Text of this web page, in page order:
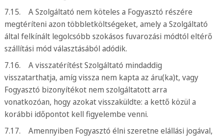
7.15. A Szolgáltató nem köteles a Fogyasztó részére
megtéríteni azon többletköltségeket, amely a Szolgáltató
által felkínált legolcsóbb szokásos fuvarozási módtól eltérő
szállítási mód választásából adódik.
7.16. A visszatérítést Szolgáltató mindaddig
visszatarthatja, amíg vissza nem kapta az áru(ka)t, vagy
Fogyasztó bizonyítékot nem szolgáltatott arra
vonatkozóan, hogy azokat visszaküldte: a kettő közül a
korábbi időpontot kell figyelembe venni.
7.17. Amennyiben Fogyasztó élni szeretne elállási jogával,